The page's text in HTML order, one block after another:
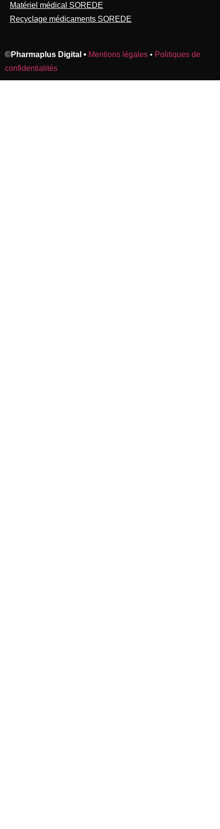
Matériel médical SOREDE
Recyclage médicaments SOREDE
©Pharmaplus Digital • Mentions légales • Politiques de
confidentialités